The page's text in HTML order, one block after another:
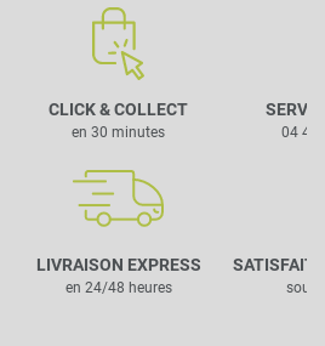
CLICK & COLLECT
en 30 minutes
LIVRAISON EXPRESS
en 24/48 heures
04 42
SATISFAIT
sous